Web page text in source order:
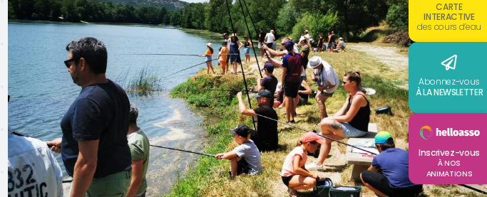
CARTE
INTERACTIVE
des cours d’eau
Abonnez-vous
À LA NEWSLETTER
Inscrivez-vous
À NOS
ANIMATIONS